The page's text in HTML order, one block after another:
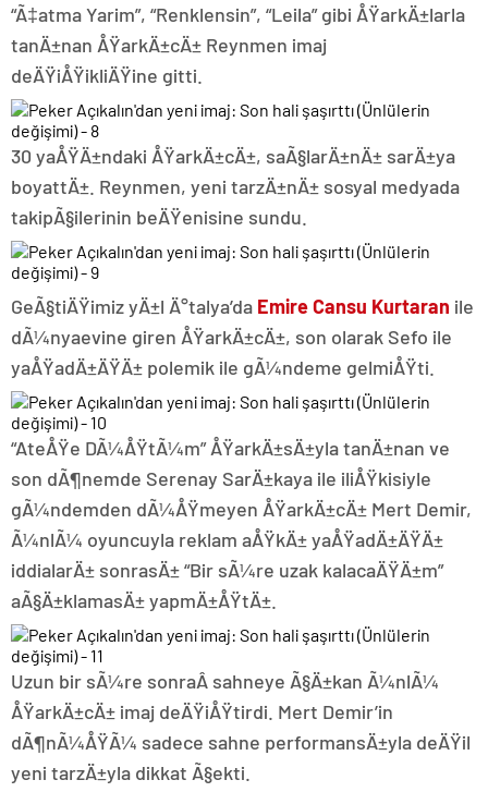
“Ã‡atma Yarim”, “Renklensin”, “Leila” gibi ÅŸarkÄ±larla
tanÄ±nan ÅŸarkÄ±cÄ± Reynmen imaj
deÄŸiÅŸikliÄŸine gitti.
30 yaÅŸÄ±ndaki ÅŸarkÄ±cÄ±, saÃ§larÄ±nÄ± sarÄ±ya
boyattÄ±. Reynmen, yeni tarzÄ±nÄ± sosyal medyada
takipÃ§ilerinin beÄŸenisine sundu.
GeÃ§tiÄŸimiz yÄ±l Ä°talya’da Emire Cansu Kurtaran ile
dÃ¼nyaevine giren ÅŸarkÄ±cÄ±, son olarak Sefo ile
yaÅŸadÄ±ÄŸÄ± polemik ile gÃ¼ndeme gelmiÅŸti.
“AteÅŸe DÃ¼ÅŸtÃ¼m” ÅŸarkÄ±sÄ±yla tanÄ±nan ve
son dÃ¶nemde Serenay SarÄ±kaya ile iliÅŸkisiyle
gÃ¼ndemden dÃ¼ÅŸmeyen ÅŸarkÄ±cÄ± Mert Demir,
Ã¼nlÃ¼ oyuncuyla reklam aÅŸkÄ± yaÅŸadÄ±ÄŸÄ±
iddialarÄ± sonrasÄ± “Bir sÃ¼re uzak kalacaÄŸÄ±m”
aÃ§Ä±klamasÄ± yapmÄ±ÅŸtÄ±.
Uzun bir sÃ¼re sonraÂ sahneye Ã§Ä±kan Ã¼nlÃ¼
ÅŸarkÄ±cÄ± imaj deÄŸiÅŸtirdi. Mert Demir’in
dÃ¶nÃ¼ÅŸÃ¼ sadece sahne performansÄ±yla deÄŸil
yeni tarzÄ±yla dikkat Ã§ekti.